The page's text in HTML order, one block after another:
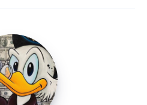
LetsAFF